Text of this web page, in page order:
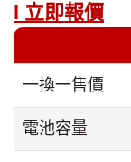
l 立即報價
一換一售價
電池容量